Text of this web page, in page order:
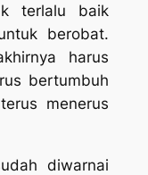
terlalu baik
berobat.
harus
bertumbuh
menerus
diwarnai